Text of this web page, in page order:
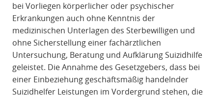
bei Vorliegen körperlicher oder psychischer
Erkrankungen auch ohne Kenntnis der
medizinischen Unterlagen des Sterbewilligen und
ohne Sicherstellung einer fachärztlichen
Untersuchung, Beratung und Aufklärung Suizidhilfe
geleistet. Die Annahme des Gesetzgebers, dass bei
einer Einbeziehung geschäftsmäßig handelnder
Suizidhelfer Leistungen im Vordergrund stehen, die